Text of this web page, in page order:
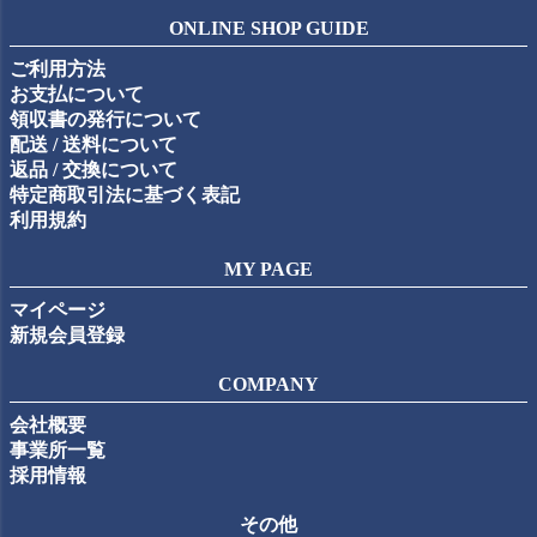
ップ
ONLINE SHOP GUIDE
ご利用方法
お支払について
領収書の発行について
配送 / 送料について
返品 / 交換について
特定商取引法に基づく表記
利用規約
MY PAGE
マイページ
新規会員登録
COMPANY
会社概要
事業所一覧
採用情報
その他